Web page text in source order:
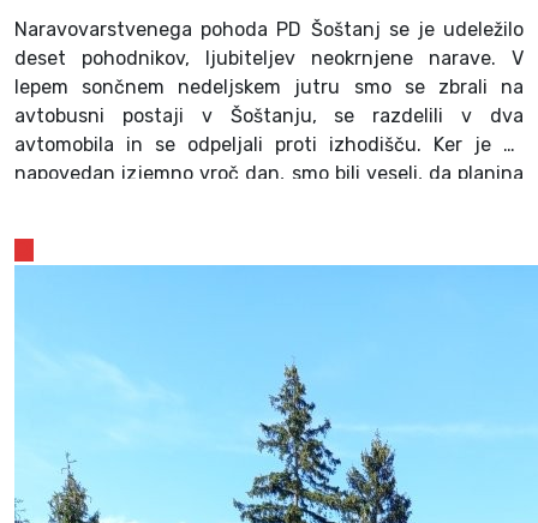
Naravovarstvenega pohoda PD Šoštanj se je udeležilo
deset pohodnikov, ljubiteljev neokrnjene narave. V
lepem sončnem nedeljskem jutru smo se zbrali na
avtobusni postaji v Šoštanju, se razdelili v dva
avtomobila in se odpeljali proti izhodišču. Ker je bil
napovedan izjemno vroč dan, smo bili veseli, da planina
1.500 metrih nadmorske višine in je del Kamniško-